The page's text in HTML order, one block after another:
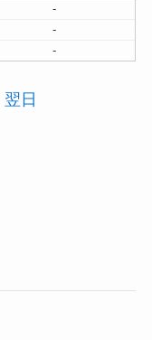
-
-
-
翌日